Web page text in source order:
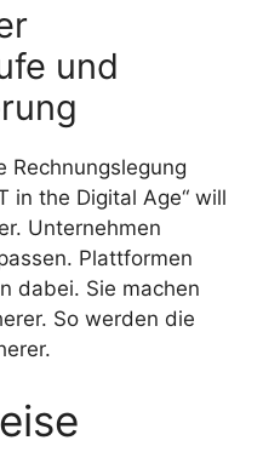
und
Rechnungslegung
in the Digital Age“ will
Unternehmen
Plattformen
dabei. Sie machen
So werden die